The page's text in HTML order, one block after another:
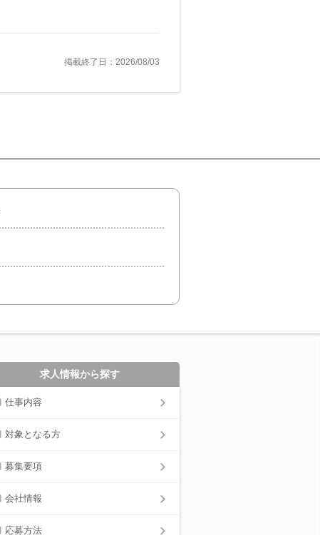
掲載終了日：2026/08/03
求人情報から探す
仕事内容
対象となる方
募集要項
会社情報
応募方法